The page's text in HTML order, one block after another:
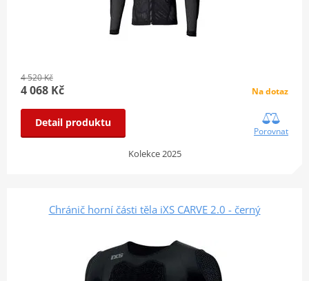
4 520 Kč
4 068 Kč Na dotaz
Detail produktu
Porovnat
Kolekce 2025
Chránič horní části těla iXS CARVE 2.0 - černý